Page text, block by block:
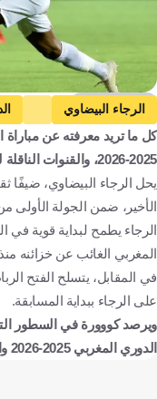
Getty Images
الرجاء البيضاوي
الفتح الرباطي ضد الرجاء
كرة قدم
كل ما تريد معرفته عن مباراة
2025-2026، والقنوات الناقلة للقاء..
يحل الرجاء البيضاوي، ضيفًا
الأخير، ضمن الجولة الأولى من
الرجاء يطمح لبداية قوية في
المغربي الغائب عن خزائنه
في المقابل، يتسلح الفتح
على الرجاء ببداية المسابقة.
ويرصد كووورة في السطور
الدوري المغربي 2025-2026 والقنوات الناقلة..